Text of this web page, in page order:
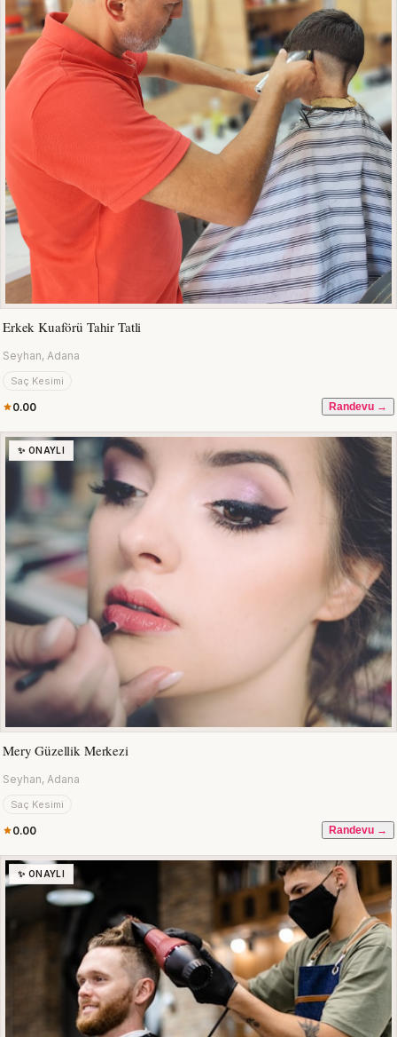
Erkek Kuaförü Tahir Tatli
Seyhan, Adana
Saç Kesimi
0.00 Randevu →
✨ ONAYLI
Mery Güzellik Merkezi
Seyhan, Adana
Saç Kesimi
0.00 Randevu →
✨ ONAYLI